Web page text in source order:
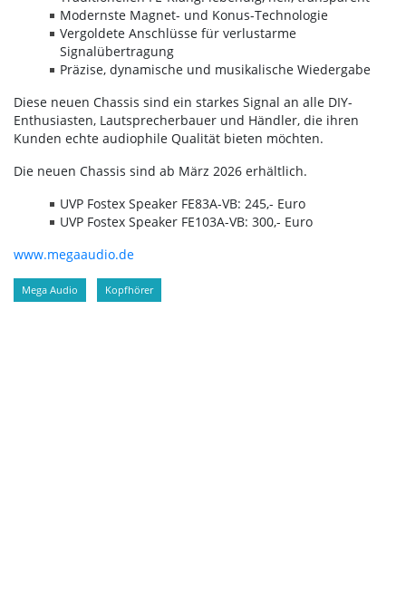
Modernste Magnet- und Konus-Technologie
Vergoldete Anschlüsse für verlustarme
Signalübertragung
Präzise, dynamische und musikalische Wiedergabe
Diese neuen Chassis sind ein starkes Signal an alle DIY-
Enthusiasten, Lautsprecherbauer und Händler, die ihren
Kunden echte audiophile Qualität bieten möchten.
Die neuen Chassis sind ab März 2026 erhältlich.
UVP Fostex Speaker FE83A-VB: 245,- Euro
UVP Fostex Speaker FE103A-VB: 300,- Euro
www.megaaudio.de
Mega Audio Kopfhörer